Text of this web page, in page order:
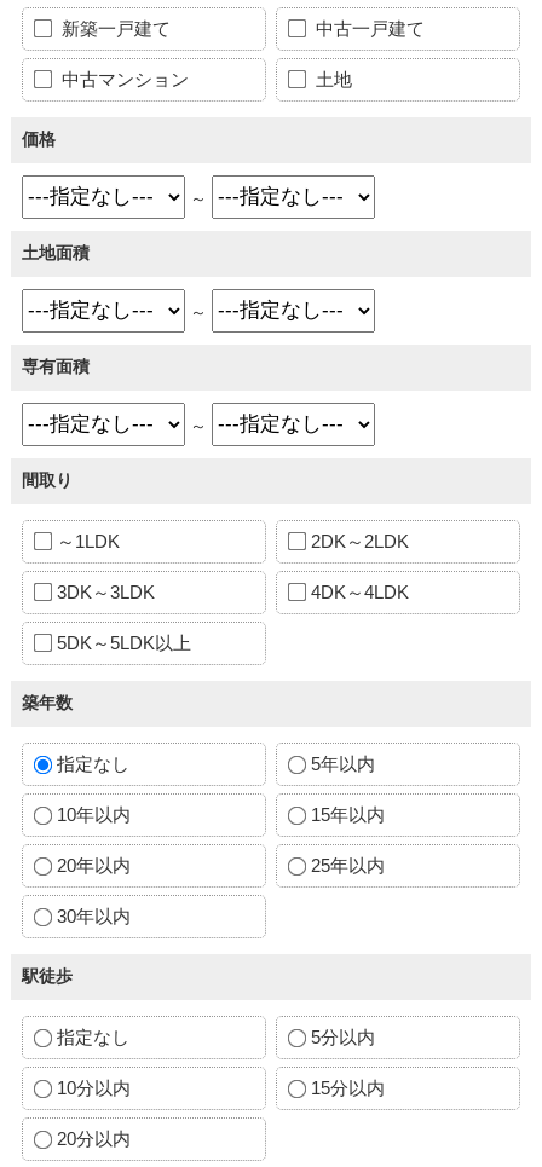
新築一戸建て 中古一戸建て
中古マンション 土地
価格
～
土地面積
～
専有面積
～
間取り
～1LDK 2DK～2LDK
3DK～3LDK 4DK～4LDK
5DK～5LDK以上
築年数
指定なし 5年以内
10年以内 15年以内
20年以内 25年以内
30年以内
駅徒歩
指定なし 5分以内
10分以内 15分以内
20分以内